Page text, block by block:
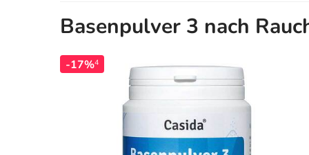
Basenpulver 3 nach
-17%4